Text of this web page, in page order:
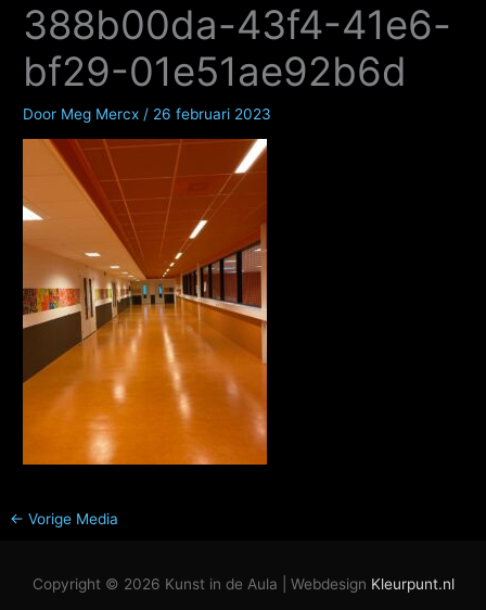
388b00da-43f4-41e6-
bf29-01e51ae92b6d
Door Meg Mercx / 26 februari 2023
← Vorige Media
Copyright © 2026 Kunst in de Aula | Webdesign Kleurpunt.nl